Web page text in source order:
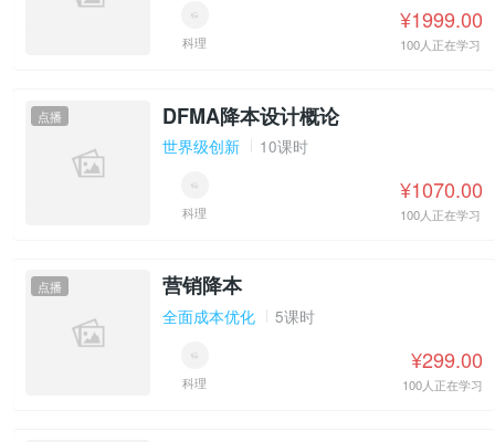
科理
¥1999.00
100人正在学习
点播 DFMA降本设计概论
世界级创新 10课时
科理
¥1070.00
100人正在学习
点播 营销降本
全面成本优化 5课时
科理
¥299.00
100人正在学习